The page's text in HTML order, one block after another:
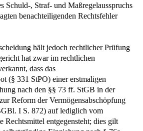
Schuld-, Straf- und Maßregelausspruchs
benachteiligenden Rechtsfehler
hält jedoch rechtlicher Prüfung
hat zwar im rechtlichen
dass das
(§ 331 StPO) einer erstmaligen
nach den §§ 73 ff. StGB in der
Reform der Vermögensabschöpfung
I S. 872) auf lediglich vom
Rechtsmittel entgegensteht; dies gilt